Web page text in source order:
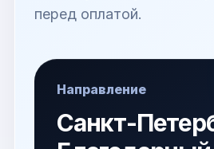
перед оплатой.
Направление
Санкт-